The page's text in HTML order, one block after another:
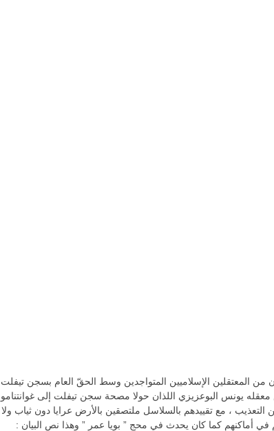
من المعتقلين الإسلاميين المتواجدين وسط الحقّ العام بسجن تيفلت
يونس البوعزيزي اللذان حولا مصحة سجن تيفلت إلى غوانتنامو
التعذيب ، مع تقييدهم بالسلاسل ملتصقين بالأرض عرايا دون ثياب ولا
أماكنهم كما كان يحدث في محج ” بويا عمر ” وهذا نص البيان :